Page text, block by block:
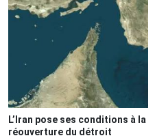
L’Iran pose ses conditions à la
réouverture du détroit